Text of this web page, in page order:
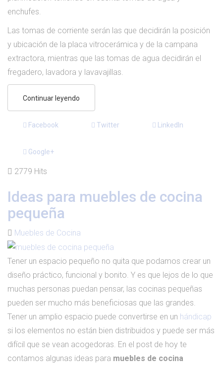
enchufes.
Las tomas de corriente serán las que decidirán la posición
y ubicación de la placa vitrocerámica y de la campana
extractora, mientras que las tomas de agua decidirán el
fregadero, lavadora y lavavajillas.
Continuar leyendo
Facebook Twitter LinkedIn
Google+
2779 Hits
Ideas para muebles de cocina
pequeña
Muebles de Cocina
Tener un espacio pequeño no quita que podamos crear un
diseño práctico, funcional y bonito. Y es que lejos de lo que
muchas personas puedan pensar, las cocinas pequeñas
pueden ser mucho más beneficiosas que las grandes.
Tener un amplio espacio puede convertirse en un hándicap
si los elementos no están bien distribuidos y puede ser más
difícil que se vean acogedoras. En el post de hoy te
contamos algunas ideas para muebles de cocina